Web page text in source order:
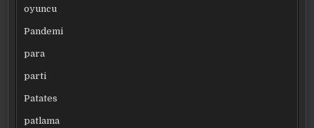
oyuncu
Pandemi
para
parti
Patates
patlama